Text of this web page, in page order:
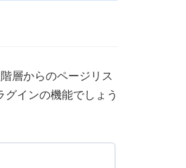
層からのページリス
インの機能でしょう